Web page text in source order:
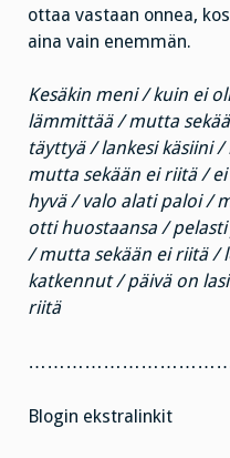
ottaa vastaan onnea,
aina vain enemmän.
Kesäkin meni / kuin ei
lämmittää / mutta
täyttyä / lankesi käsiini
mutta sekään ei riitä /
hyvä / valo alati paloi /
otti huostaansa /
/ mutta sekään ei riitä /
katkennut / päivä on
riitä
Blogin ekstralinkit